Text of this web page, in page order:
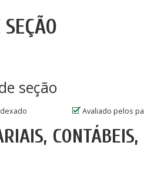
seção
Avaliado pelos